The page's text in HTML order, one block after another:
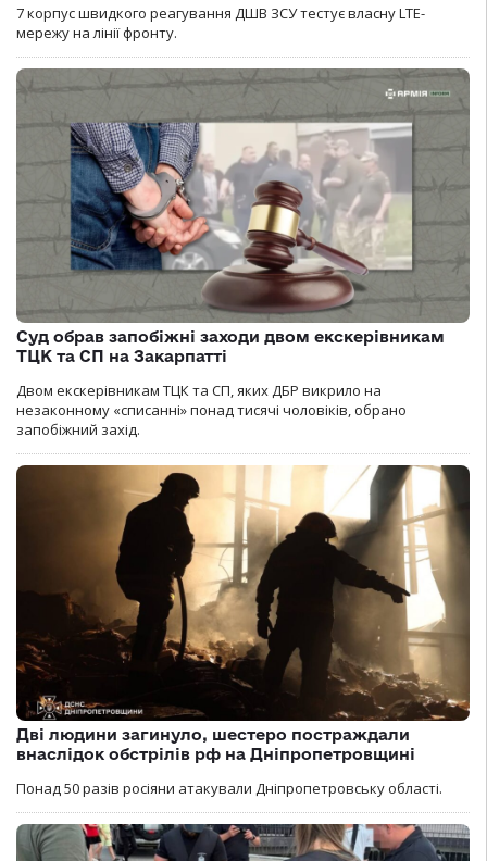
7 корпус швидкого реагування ДШВ ЗСУ тестує власну LTE-
мережу на лінії фронту.
Суд обрав запобіжні заходи двом екскерівникам
ТЦК та СП на Закарпатті
Двом екскерівникам ТЦК та СП, яких ДБР викрило на
незаконному «списанні» понад тисячі чоловіків, обрано
запобіжний захід.
Дві людини загинуло, шестеро постраждали
внаслідок обстрілів рф на Дніпропетровщині
Понад 50 разів росіяни атакували Дніпропетровську області.